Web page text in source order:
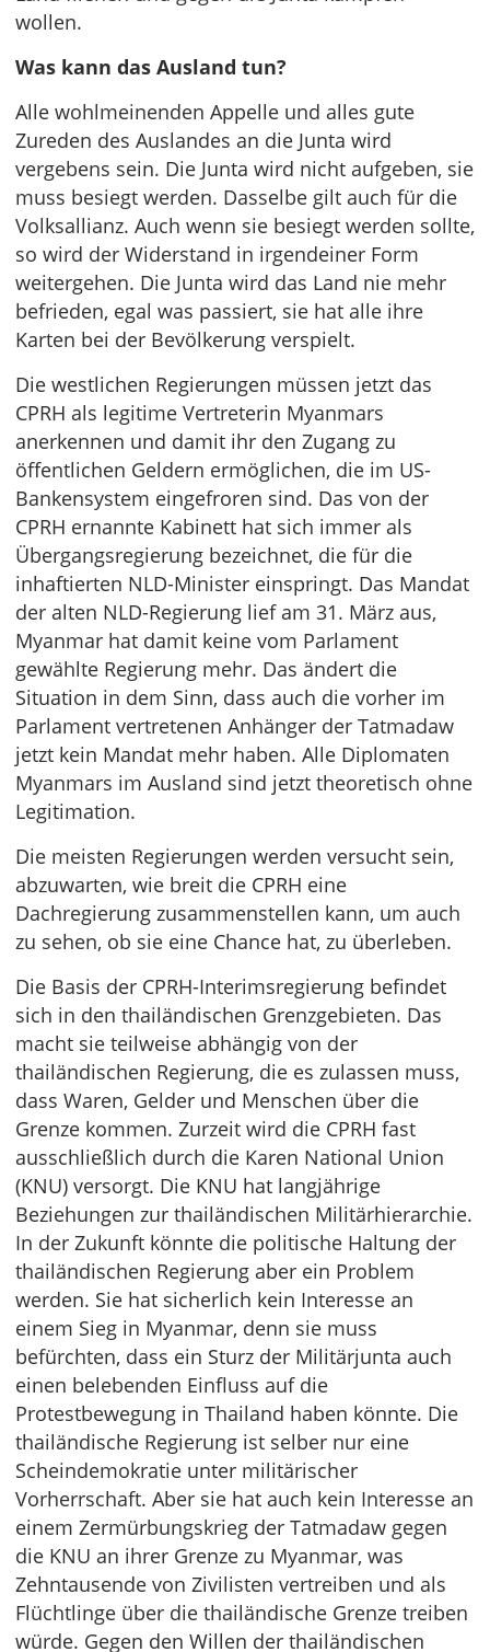
wollen.
Was kann das Ausland tun?
Alle wohlmeinenden Appelle und alles gute
Zureden des Auslandes an die Junta wird
vergebens sein. Die Junta wird nicht aufgeben, sie
muss besiegt werden. Dasselbe gilt auch für die
Volksallianz. Auch wenn sie besiegt werden sollte,
so wird der Widerstand in irgendeiner Form
weitergehen. Die Junta wird das Land nie mehr
befrieden, egal was passiert, sie hat alle ihre
Karten bei der Bevölkerung verspielt.
Die westlichen Regierungen müssen jetzt das
CPRH als legitime Vertreterin Myanmars
anerkennen und damit ihr den Zugang zu
öffentlichen Geldern ermöglichen, die im US-
Bankensystem eingefroren sind. Das von der
CPRH ernannte Kabinett hat sich immer als
Übergangsregierung bezeichnet, die für die
inhaftierten NLD-Minister einspringt. Das Mandat
der alten NLD-Regierung lief am 31. März aus,
Myanmar hat damit keine vom Parlament
gewählte Regierung mehr. Das ändert die
Situation in dem Sinn, dass auch die vorher im
Parlament vertretenen Anhänger der Tatmadaw
jetzt kein Mandat mehr haben. Alle Diplomaten
Myanmars im Ausland sind jetzt theoretisch ohne
Legitimation.
Die meisten Regierungen werden versucht sein,
abzuwarten, wie breit die CPRH eine
Dachregierung zusammenstellen kann, um auch
zu sehen, ob sie eine Chance hat, zu überleben.
Die Basis der CPRH-Interimsregierung befindet
sich in den thailändischen Grenzgebieten. Das
macht sie teilweise abhängig von der
thailändischen Regierung, die es zulassen muss,
dass Waren, Gelder und Menschen über die
Grenze kommen. Zurzeit wird die CPRH fast
ausschließlich durch die Karen National Union
(KNU) versorgt. Die KNU hat langjährige
Beziehungen zur thailändischen Militärhierarchie.
In der Zukunft könnte die politische Haltung der
thailändischen Regierung aber ein Problem
werden. Sie hat sicherlich kein Interesse an
einem Sieg in Myanmar, denn sie muss
befürchten, dass ein Sturz der Militärjunta auch
einen belebenden Einfluss auf die
Protestbewegung in Thailand haben könnte. Die
thailändische Regierung ist selber nur eine
Scheindemokratie unter militärischer
Vorherrschaft. Aber sie hat auch kein Interesse an
einem Zermürbungskrieg der Tatmadaw gegen
die KNU an ihrer Grenze zu Myanmar, was
Zehntausende von Zivilisten vertreiben und als
Flüchtlinge über die thailändische Grenze treiben
würde. Gegen den Willen der thailändischen